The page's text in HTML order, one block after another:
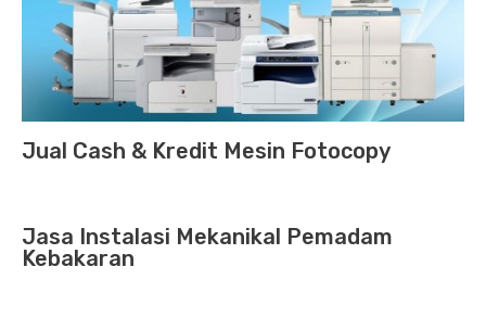
Jual Cash & Kredit Mesin Fotocopy
Jasa Instalasi Mekanikal Pemadam
Kebakaran